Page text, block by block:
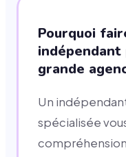
Pourquoi
grande
Un
spécialisée